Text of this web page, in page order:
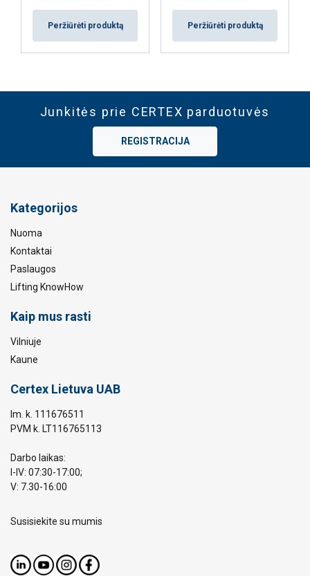
Peržiūrėti produktą Peržiūrėti produktą
Junkitės prie CERTEX parduotuvės
REGISTRACIJA
Kategorijos
Nuoma
Kontaktai
Paslaugos
Lifting KnowHow
Kaip mus rasti
Vilniuje
Kaune
Certex Lietuva UAB
Im. k. 111676511
PVM k. LT116765113
Darbo laikas:
I-IV: 07:30-17:00;
V: 7.30-16:00
Susisiekite su mumis